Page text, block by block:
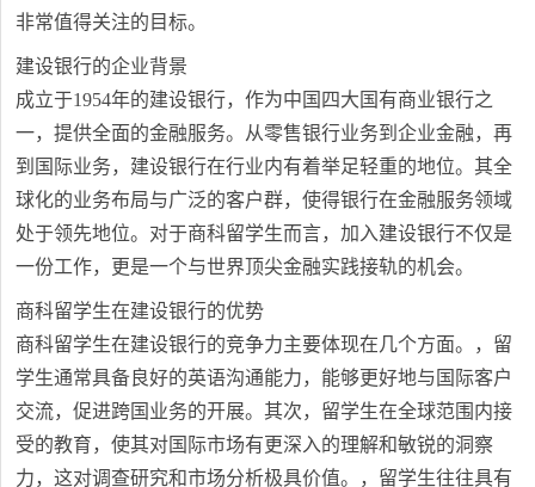
非常值得关注的目标。
建设银行的企业背景
成立于1954年的建设银行，作为中国四大国有商业银行之
一，提供全面的金融服务。从零售银行业务到企业金融，再
到国际业务，建设银行在行业内有着举足轻重的地位。其全
球化的业务布局与广泛的客户群，使得银行在金融服务领域
处于领先地位。对于商科留学生而言，加入建设银行不仅是
一份工作，更是一个与世界顶尖金融实践接轨的机会。
商科留学生在建设银行的优势
商科留学生在建设银行的竞争力主要体现在几个方面。，留
学生通常具备良好的英语沟通能力，能够更好地与国际客户
交流，促进跨国业务的开展。其次，留学生在全球范围内接
受的教育，使其对国际市场有更深入的理解和敏锐的洞察
力，这对调查研究和市场分析极具价值。，留学生往往具有